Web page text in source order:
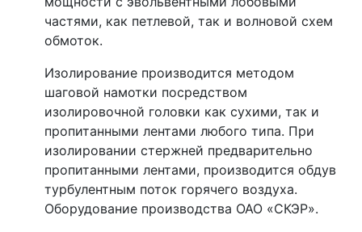
частями, как петлевой, так и волновой схем
обмоток.
Изолирование производится методом
шаговой намотки посредством
изолировочной головки как сухими, так и
пропитанными лентами любого типа. При
изолировании стержней предварительно
пропитанными лентами, производится обдув
турбулентным поток горячего воздуха.
Оборудование производства ОАО «СКЭР».